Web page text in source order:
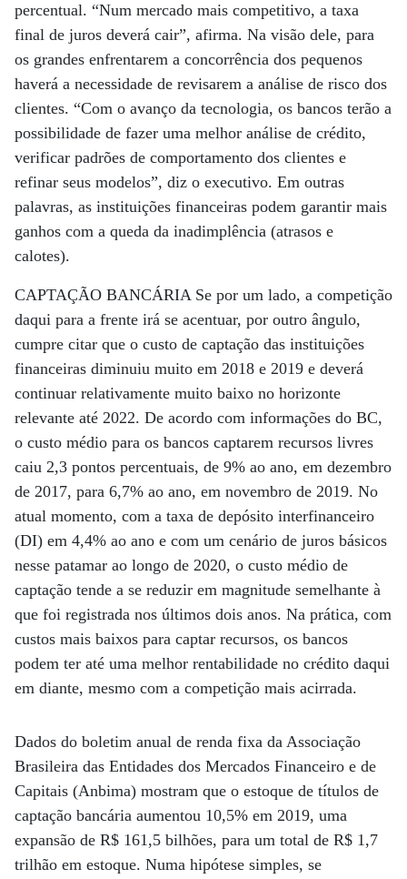
percentual. “Num mercado mais competitivo, a taxa
final de juros deverá cair”, afirma. Na visão dele, para
os grandes enfrentarem a concorrência dos pequenos
haverá a necessidade de revisarem a análise de risco dos
clientes. “Com o avanço da tecnologia, os bancos terão a
possibilidade de fazer uma melhor análise de crédito,
verificar padrões de comportamento dos clientes e
refinar seus modelos”, diz o executivo. Em outras
palavras, as instituições financeiras podem garantir mais
ganhos com a queda da inadimplência (atrasos e
calotes).
CAPTAÇÃO BANCÁRIA Se por um lado, a competição
daqui para a frente irá se acentuar, por outro ângulo,
cumpre citar que o custo de captação das instituições
financeiras diminuiu muito em 2018 e 2019 e deverá
continuar relativamente muito baixo no horizonte
relevante até 2022. De acordo com informações do BC,
o custo médio para os bancos captarem recursos livres
caiu 2,3 pontos percentuais, de 9% ao ano, em dezembro
de 2017, para 6,7% ao ano, em novembro de 2019. No
atual momento, com a taxa de depósito interfinanceiro
(DI) em 4,4% ao ano e com um cenário de juros básicos
nesse patamar ao longo de 2020, o custo médio de
captação tende a se reduzir em magnitude semelhante à
que foi registrada nos últimos dois anos. Na prática, com
custos mais baixos para captar recursos, os bancos
podem ter até uma melhor rentabilidade no crédito daqui
em diante, mesmo com a competição mais acirrada.
Dados do boletim anual de renda fixa da Associação
Brasileira das Entidades dos Mercados Financeiro e de
Capitais (Anbima) mostram que o estoque de títulos de
captação bancária aumentou 10,5% em 2019, uma
expansão de R$ 161,5 bilhões, para um total de R$ 1,7
trilhão em estoque. Numa hipótese simples, se